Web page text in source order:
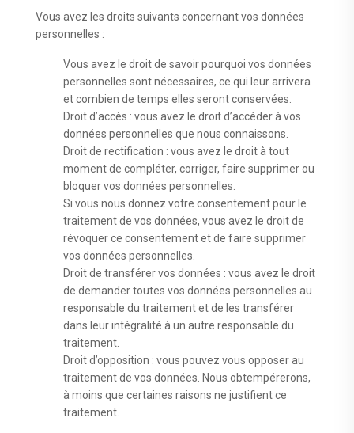
Vous avez les droits suivants concernant vos données
personnelles :
Vous avez le droit de savoir pourquoi vos données
personnelles sont nécessaires, ce qui leur arrivera
et combien de temps elles seront conservées.
Droit d’accès : vous avez le droit d’accéder à vos
données personnelles que nous connaissons.
Droit de rectification : vous avez le droit à tout
moment de compléter, corriger, faire supprimer ou
bloquer vos données personnelles.
Si vous nous donnez votre consentement pour le
traitement de vos données, vous avez le droit de
révoquer ce consentement et de faire supprimer
vos données personnelles.
Droit de transférer vos données : vous avez le droit
de demander toutes vos données personnelles au
responsable du traitement et de les transférer
dans leur intégralité à un autre responsable du
traitement.
Droit d’opposition : vous pouvez vous opposer au
traitement de vos données. Nous obtempérerons,
à moins que certaines raisons ne justifient ce
traitement.